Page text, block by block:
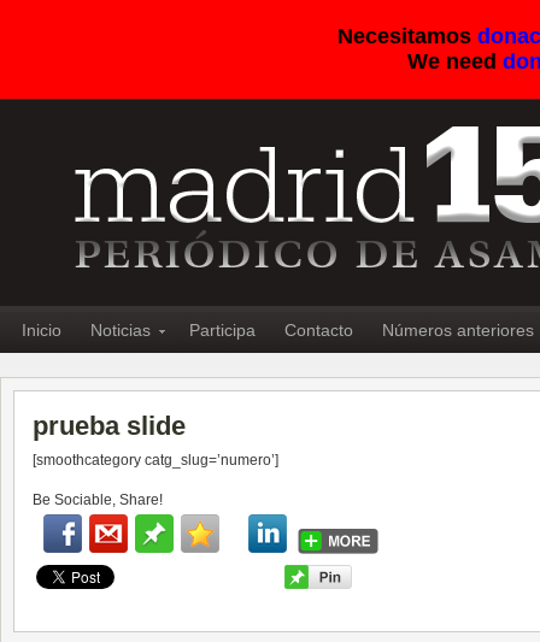
Necesitamos
We need
Inicio Noticias Participa Contacto Números anteriores
prueba slide
[smoothcategory catg_slug=’numero’]
Be Sociable, Share!